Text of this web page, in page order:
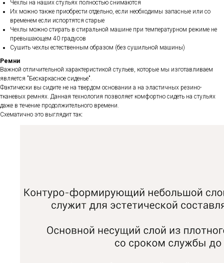
Чехлы на наших стульях полностью снимаются
Их можно также приобрести отдельно, если необходимы запасные или со
временем если испортятся старые
Чехлы можно стирать в стиральной машине при температурном режиме не
превышающем 40 градусов
Сушить чехлы естественным образом (без сушильной машины)
Ремни
Важной отличительной характеристикой стульев, которые мы изготавливаем
является "Бескаркасное сиденье".
Фактически вы сидите не на твердом основании а на эластичных резино-
тканевых ремнях. Данная технология позволяет комфортно сидеть на стульях
даже в течение продолжительного времени.
Схематично это выглядит так: